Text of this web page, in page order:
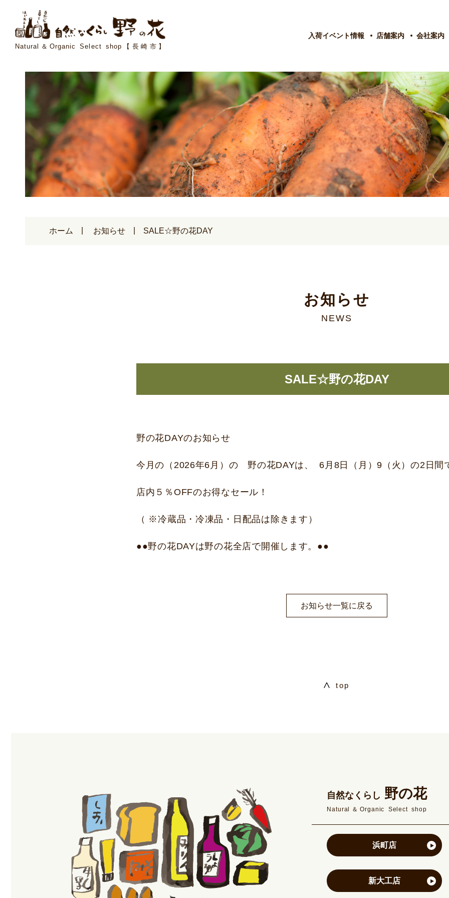
Natural＆Organic Select shop【長崎市】
入荷イベント情報 店舗案内 会社案内
ホーム お知らせ SALE☆野の花DAY
お知らせ
NEWS
SALE☆野の花DAY
野の花DAYのお知らせ
今月の（2026年6月）の 野の花DAYは、 6月8日（月）9（火）の2日間
店内５％OFFのお得なセール！
（ ※冷蔵品・冷凍品・日配品は除きます）
●●野の花DAYは野の花全店で開催します。●●
お知らせ一覧に戻る
top
自然なくらし 野の花
Natural＆Organic Select shop
浜町店
新大工店